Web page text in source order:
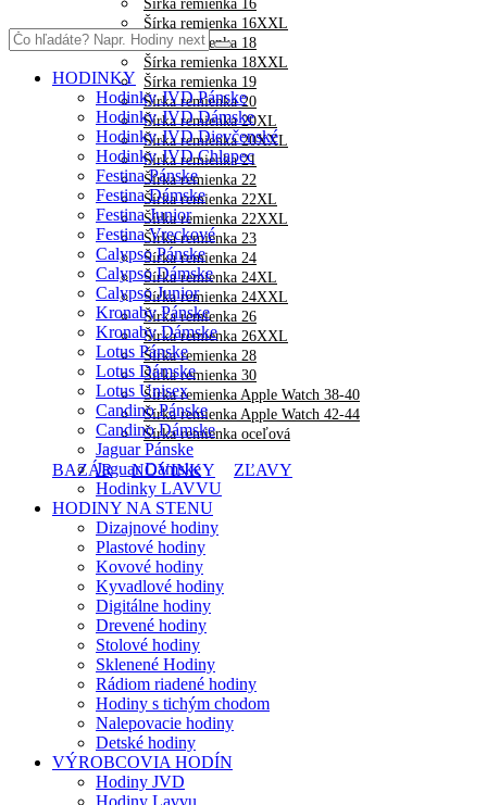
Šírka remienka 16
Šírka remienka 16XXL
Šírka remienka 18
Šírka remienka 18XXL
Šírka remienka 19
Šírka remienka 20
Šírka remienka 20XL
Šírka remienka 20XXL
Šírka remienka 21
Šírka remienka 22
Šírka remienka 22XL
Šírka remienka 22XXL
Šírka remienka 23
Šírka remienka 24
Šírka remienka 24XL
Šírka remienka 24XXL
Šírka remienka 26
Šírka remienka 26XXL
Šírka remienka 28
Šírka remienka 30
Šírka remienka Apple Watch 38-40
Šírka remienka Apple Watch 42-44
Šírka remienka oceľová
BAZÁR NOVINKY ZĽAVY
HODINKY
Hodinky JVD Pánske
Hodinky JVD Dámske
Hodinky JVD Dievčenské
Hodinky JVD Chlapec
Festina Pánske
Festina Dámske
Festina Junior
Festina Vreckové
Calypso Pánske
Calypso Dámske
Calypso Junior
Kronaby Pánske
Kronaby Dámske
Lotus Pánske
Lotus Dámske
Lotus Unisex
Candino Pánske
Candino Dámske
Jaguar Pánske
Jaguar Dámske
Hodinky LAVVU
HODINY NA STENU
Dizajnové hodiny
Plastové hodiny
Kovové hodiny
Kyvadlové hodiny
Digitálne hodiny
Drevené hodiny
Stolové hodiny
Sklenené Hodiny
Rádiom riadené hodiny
Hodiny s tichým chodom
Nalepovacie hodiny
Detské hodiny
VÝROBCOVIA HODÍN
Hodiny JVD